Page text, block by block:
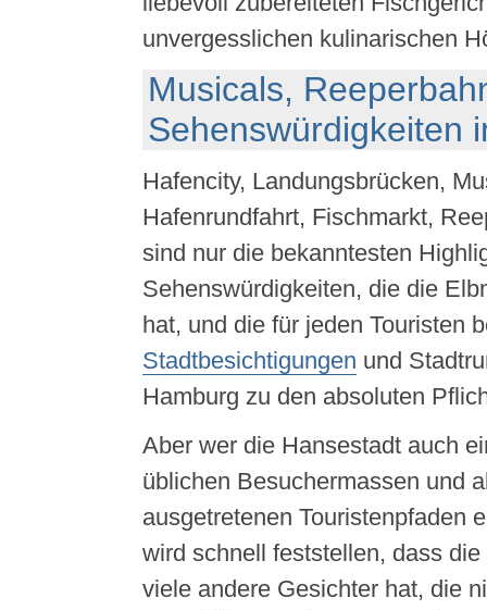
unvergesslichen kulinarischen
Musicals,
Sehenswürdigkeiten
Hafencity, Landungsbrücken,
Hafenrundfahrt, Fischmarkt,
sind nur die bekanntesten
Sehenswürdigkeiten, die die
hat, und die für jeden Touristen
Stadtbesichtigungen und
Hamburg zu den absoluten
Aber wer die Hansestadt auch
üblichen Besuchermassen und
ausgetretenen Touristenpfaden
wird schnell feststellen, dass
viele andere Gesichter hat, die